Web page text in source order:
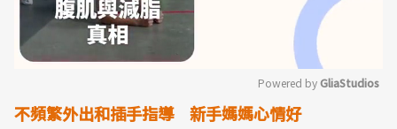
Powered by GliaStudios
不頻繁外出和插手指導 新手媽媽心情好